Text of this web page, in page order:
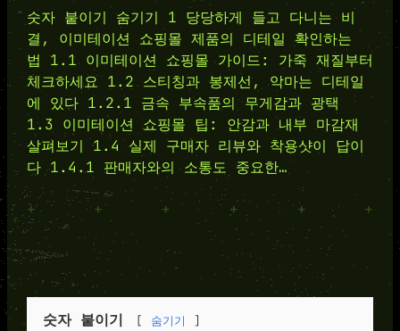
숫자 붙이기 숨기기 1 당당하게 들고 다니는 비
결, 이미테이션 쇼핑몰 제품의 디테일 확인하는
법 1.1 이미테이션 쇼핑몰 가이드: 가죽 재질부터
체크하세요 1.2 스티칭과 봉제선, 악마는 디테일
에 있다 1.2.1 금속 부속품의 무게감과 광택
1.3 이미테이션 쇼핑몰 팁: 안감과 내부 마감재
살펴보기 1.4 실제 구매자 리뷰와 착용샷이 답이
다 1.4.1 판매자와의 소통도 중요한…
+ + + + + +
숫자 붙이기 숨기기